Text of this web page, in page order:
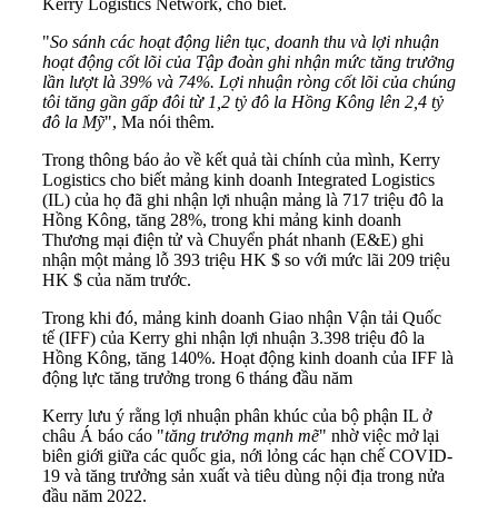
Kerry Logistics Network, cho biết.
"So sánh các hoạt động liên tục, doanh thu và lợi nhuận
hoạt động cốt lõi của Tập đoàn ghi nhận mức tăng trưởng
lần lượt là 39% và 74%. Lợi nhuận ròng cốt lõi của chúng
tôi tăng gần gấp đôi từ 1,2 tỷ đô la Hồng Kông lên 2,4 tỷ
đô la Mỹ", Ma nói thêm.
Trong thông báo ảo về kết quả tài chính của mình, Kerry
Logistics cho biết mảng kinh doanh Integrated Logistics
(IL) của họ đã ghi nhận lợi nhuận mảng là 717 triệu đô la
Hồng Kông, tăng 28%, trong khi mảng kinh doanh
Thương mại điện tử và Chuyển phát nhanh (E&E) ghi
nhận một mảng lỗ 393 triệu HK $ so với mức lãi 209 triệu
HK $ của năm trước.
Trong khi đó, mảng kinh doanh Giao nhận Vận tải Quốc
tế (IFF) của Kerry ghi nhận lợi nhuận 3.398 triệu đô la
Hồng Kông, tăng 140%. Hoạt động kinh doanh của IFF là
động lực tăng trưởng trong 6 tháng đầu năm
Kerry lưu ý rằng lợi nhuận phân khúc của bộ phận IL ở
châu Á báo cáo "tăng trưởng mạnh mẽ" nhờ việc mở lại
biên giới giữa các quốc gia, nới lỏng các hạn chế COVID-
19 và tăng trưởng sản xuất và tiêu dùng nội địa trong nửa
đầu năm 2022.